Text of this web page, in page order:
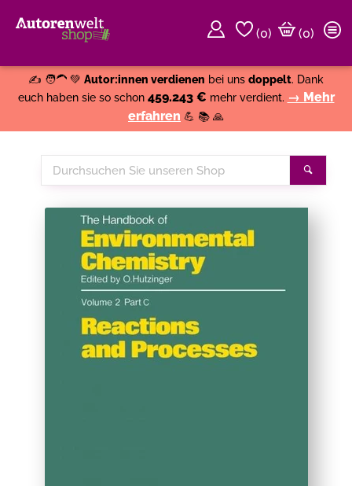
(0)
(0)
✍️ 🧑‍🦱 💚 Autor:innen verdienen bei uns doppelt. Dank
euch haben sie so schon 459.243 € mehr verdient. → Mehr
erfahren 💪 📚 🙏
Durchsuchen
Sie